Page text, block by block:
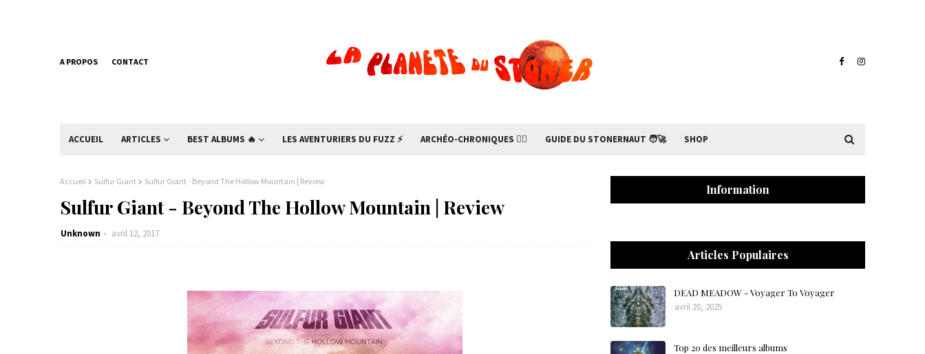
A PROPOS CONTACT
ACCUEIL ARTICLES BEST ALBUMS 🔥 LES AVENTURIERS DU FUZZ ⚡ ARCHÉO-CHRONIQUES 🧙‍♂ GUIDE DU STONERNAUT 🧑‍🚀 SHOP
Accueil Sulfur Giant Sulfur Giant - Beyond The Hollow Mountain | Review
Sulfur Giant - Beyond The Hollow Mountain | Review
Unknown avril 12, 2017
Information
Articles Populaires
DEAD MEADOW - Voyager To Voyager
avril 20, 2025
Top 20 des meilleurs albums